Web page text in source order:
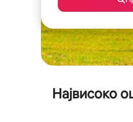
Највисоко